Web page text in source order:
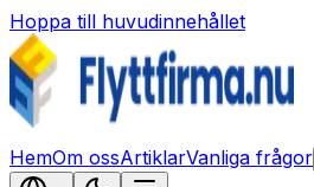
Hoppa till huvudinnehållet
HemOm ossArtiklarVanliga frågor